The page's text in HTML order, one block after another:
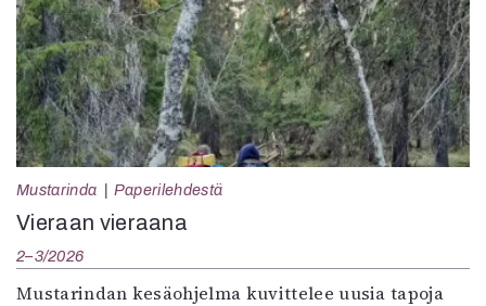
Mustarinda Paperilehdestä
Vieraan vieraana
2–3/2026
Mustarindan kesäohjelma kuvittelee uusia tapoja